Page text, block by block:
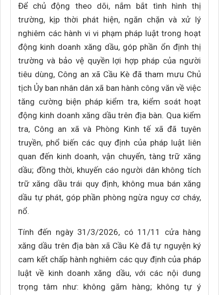
Để chủ động theo dõi, nắm bắt tình hình thị
trường, kịp thời phát hiện, ngăn chặn và xử lý
nghiêm các hành vi vi phạm pháp luật trong hoạt
động kinh doanh xăng dầu, góp phần ổn định thị
trường và bảo vệ quyền lợi hợp pháp của người
tiêu dùng, Công an xã Cầu Kè đã tham mưu Chủ
tịch Ủy ban nhân dân xã ban hành công văn về việc
tăng cường biện pháp kiểm tra, kiểm soát hoạt
động kinh doanh xăng dầu trên địa bàn. Qua kiểm
tra, Công an xã và Phòng Kinh tế xã đã tuyên
truyền, phổ biến các quy định của pháp luật liên
quan đến kinh doanh, vận chuyển, tàng trữ xăng
dầu; đồng thời, khuyến cáo người dân không tích
trữ xăng dầu trái quy định, không mua bán xăng
dầu tự phát, góp phần phòng ngừa nguy cơ cháy,
nổ.
Tính đến ngày 31/3/2026, có 11/11 cửa hàng
xăng dầu trên địa bàn xã Cầu Kè đã tự nguyện ký
cam kết chấp hành nghiêm các quy định của pháp
luật về kinh doanh xăng dầu, với các nội dung
trọng tâm như: không găm hàng; không tự ý